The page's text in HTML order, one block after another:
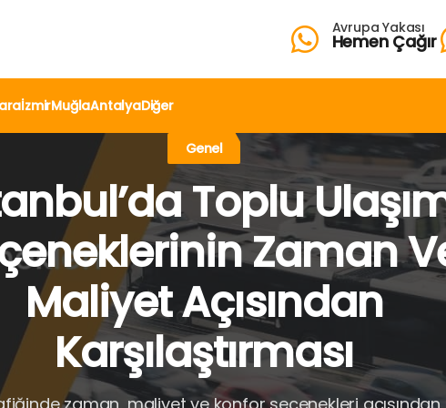
Avrupa Yakası
Hemen Çağır
İzmirMuğlaAntalyaDiğer
Genel
Toplu
Zaman
Maliyet Açısından
Karşılaştırması